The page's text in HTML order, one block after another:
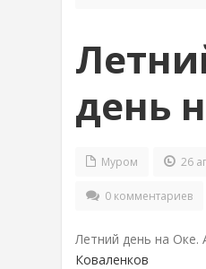
день
Муром 26
0 комментариев
Летний день на
Коваленков